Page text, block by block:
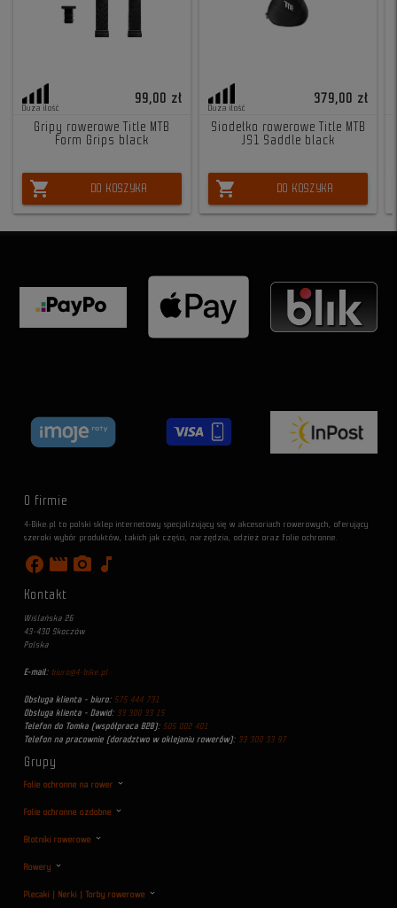
Duża ilość
99,00 zł
Gripy rowerowe Title MTB
Form Grips black
shopping_cart DO KOSZYKA
Duża ilość
379,00 zł
Siodełko rowerowe Title MTB
JS1 Saddle black
shopping_cart DO KOSZYKA
O firmie
4-Bike.pl to polski sklep internetowy specjalizujący się w akcesoriach rowerowych, oferujący
szeroki wybór produktów, takich jak części, narzędzia, odzież oraz folie ochronne.
facebook movie photo_camera music_note
Kontakt
Wiślańska 26
43-430 Skoczów
Polska
E-mail: biuro@4-bike.pl
Obsługa klienta - biuro: 575 444 731
Obsługa klienta - Dawid: 33 300 33 15
Telefon do Tomka (współpraca B2B): 505 002 401
Telefon na pracownie (doradztwo w oklejaniu rowerów): 33 300 33 97
Grupy
Folie ochronne na rower
Folie ochronne ozdobne
Błotniki rowerowe
Rowery
Plecaki | Nerki | Torby rowerowe